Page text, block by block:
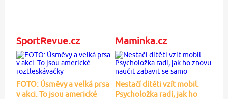
SportRevue.cz
FOTO: Úsměvy a velká prsa
v akci. To jsou americké
Maminka.cz
Nestačí dítěti vzít mobil.
Psycholožka radí, jak ho